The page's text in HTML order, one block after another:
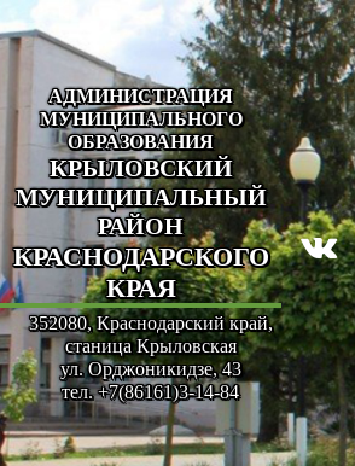
АДМИНИСТРАЦИЯ
МУНИЦИПАЛЬНОГО
ОБРАЗОВАНИЯ
КРЫЛОВСКИЙ
МУНИЦИПАЛЬНЫЙ
РАЙОН
КРАСНОДАРСКОГО
КРАЯ
352080, Краснодарский край,
станица Крыловская
ул. Орджоникидзе, 43
тел. +7(86161)3-14-84